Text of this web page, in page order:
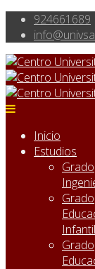
924661689
Inicio
Estudios
Grado
Grado
Infantil
Grado